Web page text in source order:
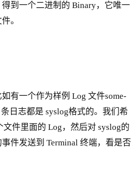
到一个二进制的 Binary，它唯一
。
有一个作为样例 Log 文件some-
日志都是 syslog格式的。我们希
文件里面的 Log，然后对 syslog的
件发送到 Terminal 终端，看是否